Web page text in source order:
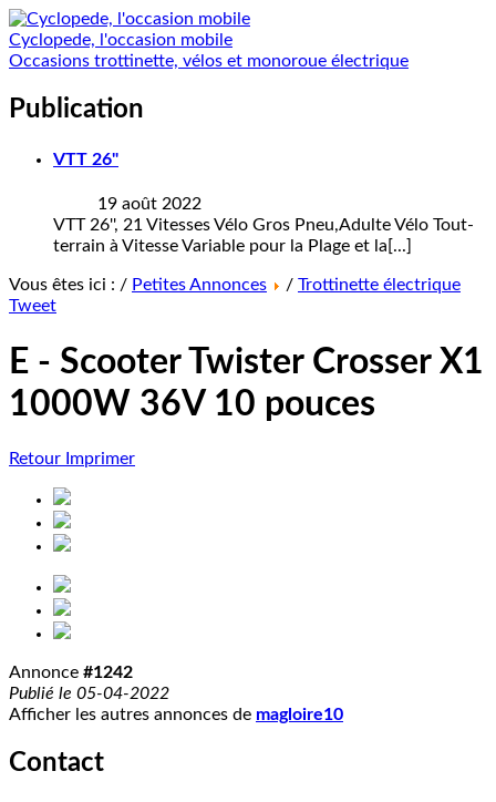
Cyclopede, l'occasion mobile
Occasions trottinette, vélos et monoroue électrique
Publication
VTT 26"
19 août 2022
VTT 26'', 21 Vitesses Vélo Gros Pneu,Adulte Vélo Tout-
terrain à Vitesse Variable pour la Plage et la[...]
Vous êtes ici : / Petites Annonces / Trottinette électrique
Tweet
E - Scooter Twister Crosser X1
1000W 36V 10 pouces
Retour Imprimer
Annonce #1242
Publié le 05-04-2022
Afficher les autres annonces de magloire10
Contact